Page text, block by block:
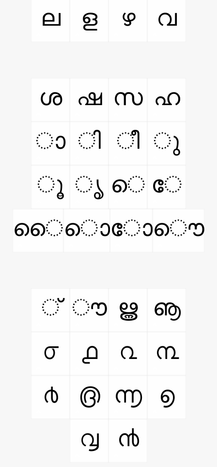
ല ള ഴ വ
ശ ഷ സ ഹ
ാ ി ീ ു
ൂ ൃ െ േ
ൈൊോൌ
് ൗ ൠ
ൡ
൦
൧ ൨
൩
൪
൫ ൬
൭
൮
൯